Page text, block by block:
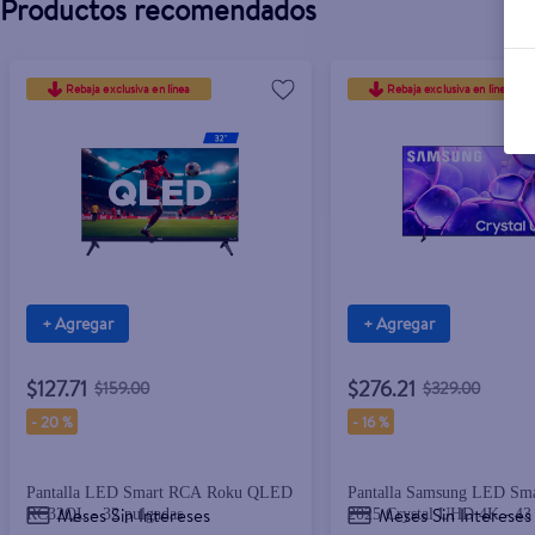
Productos recomendados
Rebaja exclusiva en línea
+ Agregar
$127.71 $159.00
-20 %
Pantalla LED Smart RCA Roku QLED
RC32QL - 32 pulgadas
Meses Sin Intereses
Rebaja exclusiva en línea
+ Agregar
$276.21 $329.00
-16 %
Pantalla Samsung LED
2025 Crystal UHD 4K - 43
Meses Sin Intereses